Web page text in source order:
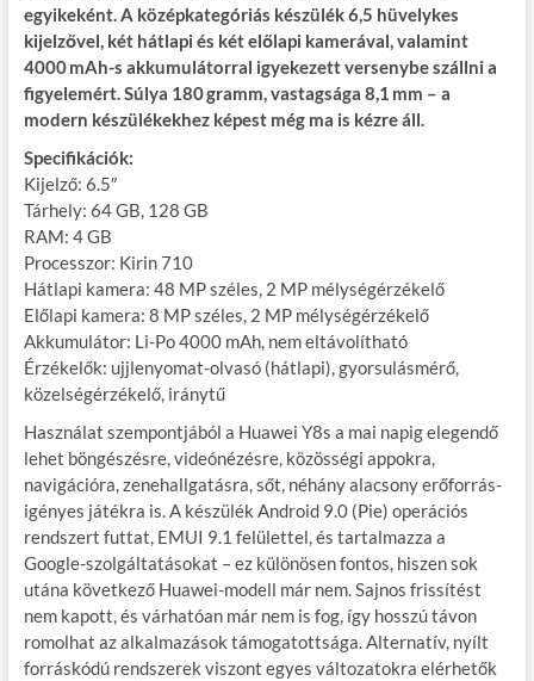
egyikeként. A középkategóriás készülék 6,5 hüvelykes
kijelzővel, két hátlapi és két előlapi kamerával, valamint
4000 mAh-s akkumulátorral igyekezett versenybe szállni a
figyelemért. Súlya 180 gramm, vastagsága 8,1 mm – a
modern készülékekhez képest még ma is kézre áll.
Specifikációk:
Kijelző: 6.5″
Tárhely: 64 GB, 128 GB
RAM: 4 GB
Processzor: Kirin 710
Hátlapi kamera: 48 MP széles, 2 MP mélységérzékelő
Előlapi kamera: 8 MP széles, 2 MP mélységérzékelő
Akkumulátor: Li-Po 4000 mAh, nem eltávolítható
Érzékelők: ujjlenyomat-olvasó (hátlapi), gyorsulásmérő,
közelségérzékelő, iránytű
Használat szempontjából a Huawei Y8s a mai napig elegendő
lehet böngészésre, videónézésre, közösségi appokra,
navigációra, zenehallgatásra, sőt, néhány alacsony erőforrás-
igényes játékra is. A készülék Android 9.0 (Pie) operációs
rendszert futtat, EMUI 9.1 felülettel, és tartalmazza a
Google-szolgáltatásokat – ez különösen fontos, hiszen sok
utána következő Huawei-modell már nem. Sajnos frissítést
nem kapott, és várhatóan már nem is fog, így hosszú távon
romolhat az alkalmazások támogatottsága. Alternatív, nyílt
forráskódú rendszerek viszont egyes változatokra elérhetők